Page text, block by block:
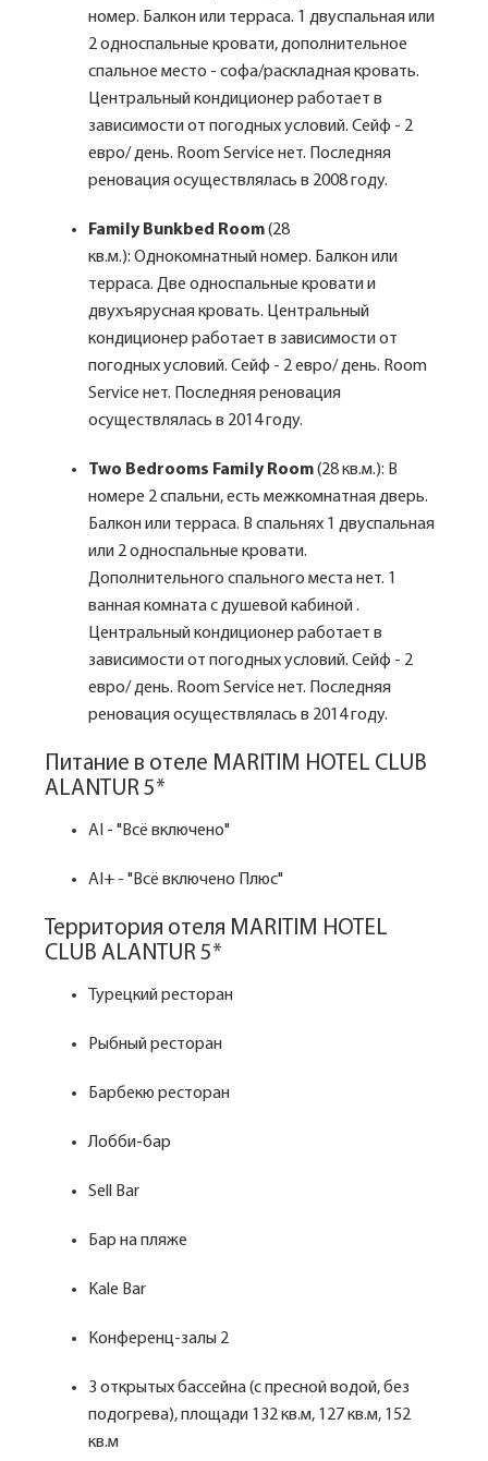
номер. Балкон или терраса. 1 двуспальная или
2 односпальные кровати, дополнительное
спальное место - софа/раскладная кровать.
Центральный кондиционер работает в
зависимости от погодных условий. Сейф - 2
евро/ день. Room Service нет. Последняя
реновация осуществлялась в 2008 году.
Family Bunkbed Room(28
кв.м.): Однокомнатный номер. Балкон или
терраса. Две односпальные кровати и
двухъярусная кровать. Центральный
кондиционер работает в зависимости от
погодных условий. Сейф - 2 евро/ день. Room
Service нет. Последняя реновация
осуществлялась в 2014 году.
Two Bedrooms Family Room(28 кв.м.): В
номере 2 спальни, есть межкомнатная дверь.
Балкон или терраса. В спальнях 1 двуспальная
или 2 односпальные кровати.
Дополнительного спального места нет. 1
ванная комната с душевой кабиной .
Центральный кондиционер работает в
зависимости от погодных условий. Сейф - 2
евро/ день. Room Service нет. Последняя
реновация осуществлялась в 2014 году.
Питание в отеле MARITIM HOTEL CLUB
ALANTUR 5*
AI - "Всё включено"
AI+ - "Всё включено Плюс"
Территория отеля MARITIM HOTEL
CLUB ALANTUR 5*
Турецкий ресторан
Рыбный ресторан
Барбекю ресторан
Лобби-бар
Sell Bar
Бар на пляже
Kale Bar
Конференц-залы 2
3 открытых бассейна (с пресной водой, без
подогрева), площади 132 кв.м, 127 кв.м, 152
кв.м